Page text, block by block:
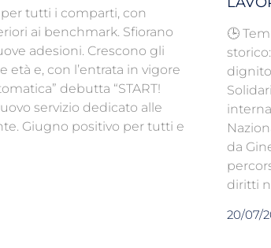
tutti i comparti, con
ai benchmark. Sfiorano
adesioni. Crescono gli
età e, con l’entrata in vigore
debutta “START!
servizio dedicato alle
Giugno positivo per tutti e
🕒
da
diritti
20/07/